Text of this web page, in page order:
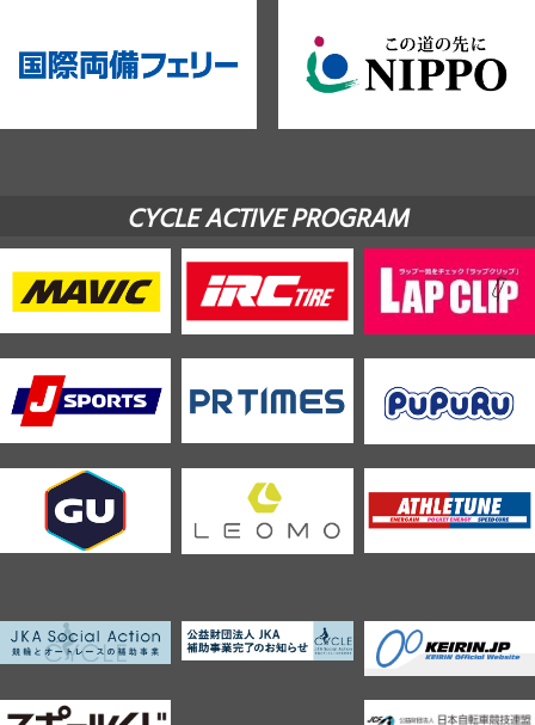
CYCLE ACTIVE PROGRAM